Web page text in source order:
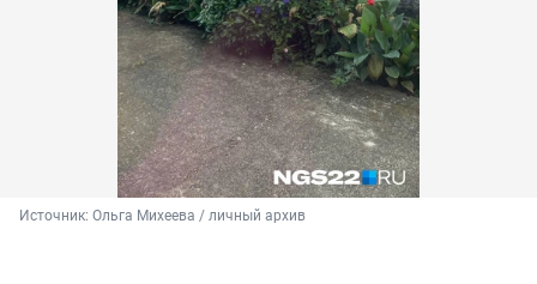
Источник: Ольга Михеева / личный архив